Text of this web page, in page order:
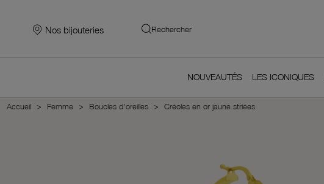
Nos bijouteries Rechercher
NOUVEAUTÉS LES ICONIQUES
Accueil Femme Boucles d'oreilles Créoles en or jaune striées